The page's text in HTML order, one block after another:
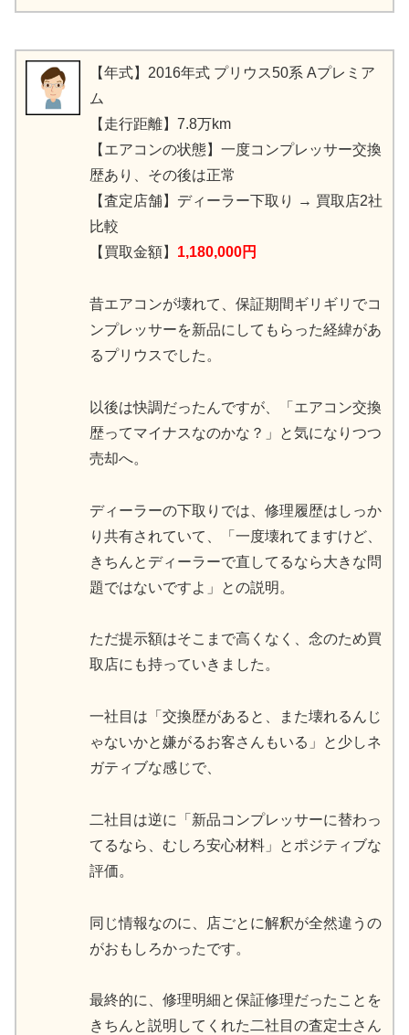
【年式】2016年式 プリウス50系 Aプレミア
ム
【走行距離】7.8万km
【エアコンの状態】一度コンプレッサー交換
歴あり、その後は正常
【査定店舗】ディーラー下取り → 買取店2社
比較
【買取金額】 1,180,000円
昔エアコンが壊れて、保証期間ギリギリでコ
ンプレッサーを新品にしてもらった経緯があ
るプリウスでした。
以後は快調だったんですが、「エアコン交換
歴ってマイナスなのかな？」と気になりつつ
売却へ。
ディーラーの下取りでは、修理履歴はしっか
り共有されていて、「一度壊れてますけど、
きちんとディーラーで直してるなら大きな問
題ではないですよ」との説明。
ただ提示額はそこまで高くなく、念のため買
取店にも持っていきました。
一社目は「交換歴があると、また壊れるんじ
ゃないかと嫌がるお客さんもいる」と少しネ
ガティブな感じで、
二社目は逆に「新品コンプレッサーに替わっ
てるなら、むしろ安心材料」とポジティブな
評価。
同じ情報なのに、店ごとに解釈が全然違うの
がおもしろかったです。
最終的に、修理明細と保証修理だったことを
きちんと説明してくれた二社目の査定士さん